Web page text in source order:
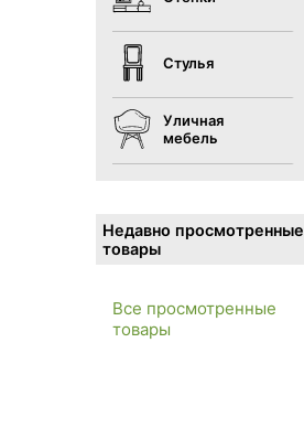
Стулья
Уличная
мебель
Недавно просмотренные
товары
Все просмотренные
товары